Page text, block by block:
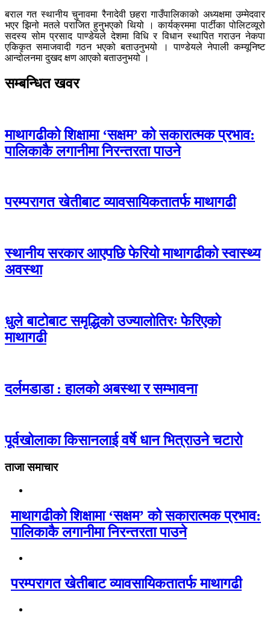
बराल गत स्थानीय चुनावमा रैनादेवी छहरा गाउँपालिकाको अध्यक्षमा उम्मेदवार
भएर झिनो मतले पराजित हुनुभएको थियो । कार्यक्रममा पार्टीका पोलिटव्यूरो
सदस्य सोम प्रसाद पाण्डेयले देशमा विधि र विधान स्थापित गराउन नेकपा
एकिकृत समाजवादी गठन भएको बताउनुभयो । पाण्डेयले नेपाली कम्यूनिष्ट
आन्दोलनमा दुखद क्षण आएको बताउनुभयो ।
सम्बन्धित खवर
माथागढीको शिक्षामा ‘सक्षम’ को सकारात्मक प्रभाव:
पालिकाकै लगानीमा निरन्तरता पाउने
परम्परागत खेतीबाट व्यावसायिकतातर्फ माथागढी
स्थानीय सरकार आएपछि फेरियो माथागढीको स्वास्थ्य
अवस्था
धुले बाटोबाट समृद्धिको उज्यालोतिरः फेरिएको
माथागढी
दर्लमडाडा : हालको अबस्था र सम्भावना
पूर्वखोलाका किसानलाई वर्षे धान भित्राउने चटारो
ताजा समाचार
माथागढीको शिक्षामा ‘सक्षम’ को सकारात्मक प्रभाव:
पालिकाकै लगानीमा निरन्तरता पाउने
परम्परागत खेतीबाट व्यावसायिकतातर्फ माथागढी